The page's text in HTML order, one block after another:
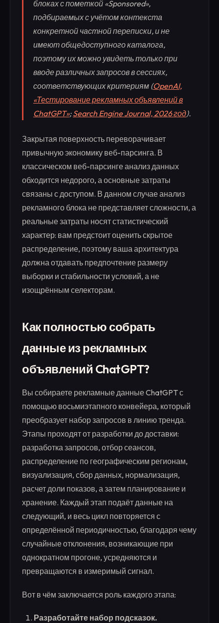
блоках с пометкой «Sponsored»,
подбираемых с учётом контекста
конкретной частной переписки, и не
имеют общедоступного каталога,
поэтому их можно увидеть только при
вводе различных запросов в сессиях,
соответствующих критериям (OpenAI,
«Тестирование рекламных объявлений в
ChatGPT»;Search Engine Journal, 2026 год).
Закрытая поверхность переворачивает
привычную экономику веб-парсинга. В
классическом веб-парсинге анализ данных
обходится недорого, а основные затраты
связаны с доступом. В данном случае анализ
рекламного блока не представляет сложности, а
реальные затраты носят статистический
характер: вам предстоит оценить скрытое
распределение, поэтому ваша архитектура
должна отдавать предпочтение размеру
выборки и стабильности условий, а не
изощрённым селекторам.
Как полностью собрать
данные из рекламных
объявлений ChatGPT?
Вы собираете рекламные данные ChatGPT с
помощью восьмиэтапного конвейера, который
преобразует набор запросов в линию тренда.
Этапы проходят от разработки до доставки:
разработка запросов, отбор сеансов,
распределение по географическим регионам,
визуализация, сбор данных, нормализация,
расчет доли показов, а затем планирование и
хранение. Каждый этап подаёт данные на
следующий, и весь цикл повторяется с
определённой периодичностью, благодаря чему
случайные отклонения, возникающие при
однократном прогоне, усредняются и
превращаются в измеримый сигнал.
Вот в чём заключается роль каждого этапа:
Разработайте набор подсказок.